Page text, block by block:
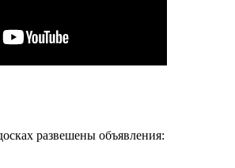
развешены объявления: